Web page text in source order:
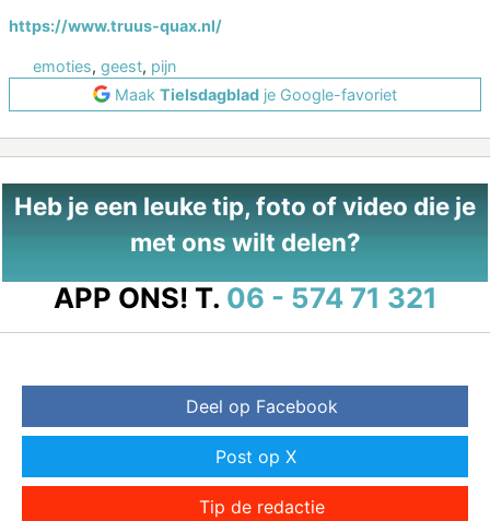
https://www.truus-quax.nl/
emoties, geest, pijn
Maak Tielsdagblad je Google-favoriet
Heb je een leuke tip, foto of video die je
met ons wilt delen?
APP ONS! T. 06 - 574 71 321
Deel op Facebook
Post op X
Tip de redactie